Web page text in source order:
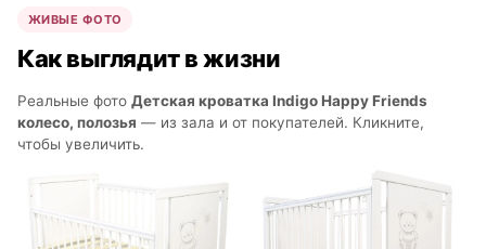
ЖИВЫЕ ФОТО
Как выглядит в жизни
Реальные фото Детская кроватка Indigo Happy Friends
колесо, полозья — из зала и от покупателей. Кликните,
чтобы увеличить.